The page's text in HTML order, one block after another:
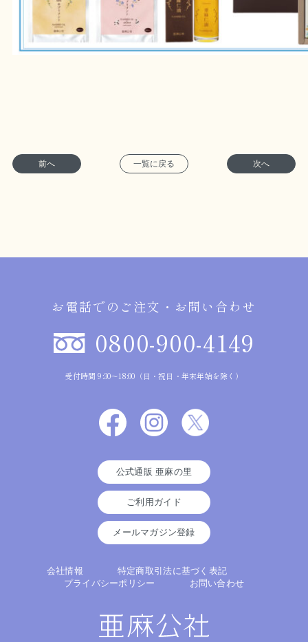
前へ 一覧に戻る 次へ
お電話でのご注文・お問い合わせ
0800-900-4149
受付時間 9:30～18:00（日・祝日・年末年始を除く）
公式通販 亜麻の里
ご利用ガイド
メールマガジン登録
会社情報
特定商取引法に基づく表記
プライバシーポリシー
お問い合わせ